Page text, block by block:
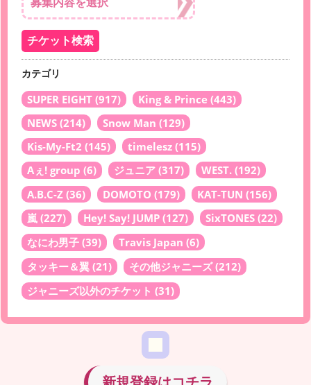
カテゴリ
SUPER EIGHT (917) King & Prince (443)
NEWS (214) Snow Man (129)
Kis-My-Ft2 (145) timelesz (115)
Aぇ! group (6) ジュニア (317) WEST. (192)
A.B.C-Z (36) DOMOTO (179) KAT-TUN (156)
嵐 (227) Hey! Say! JUMP (127) SixTONES (22)
なにわ男子 (39) Travis Japan (6)
タッキー＆翼 (21) その他ジャニーズ(212)
ジャニーズ以外のチケット (31)